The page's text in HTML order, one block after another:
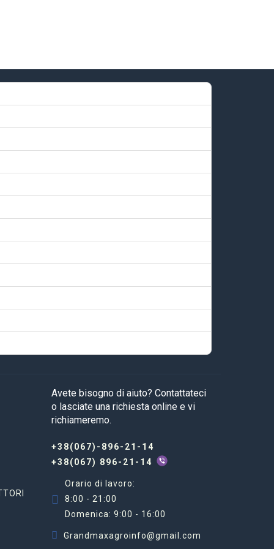
Avete bisogno di aiuto? Contattateci
o lasciate una richiesta online e vi
richiameremo.
+38(067)-896-21-14
+38(067) 896-21-14
Orario di lavoro:
8:00 - 21:00
Domenica: 9:00 - 16:00
Grandmaxagroinfo@gmail.com